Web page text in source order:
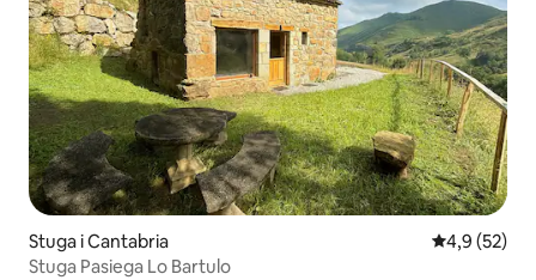
Stuga i Cantabria 4,9 av 5 i
4,9 (52)
Stuga Pasiega Lo Bartulo